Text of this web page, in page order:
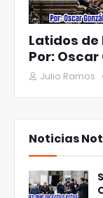
Latidos
Por: Oscar
Julio Ramos
Noticias